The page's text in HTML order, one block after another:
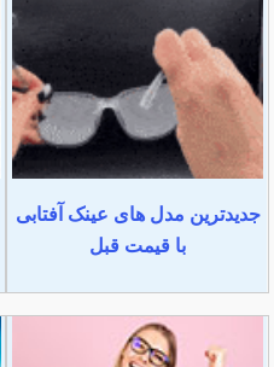
جدیدترین مدل های عینک آفتابی
با قیمت قبل